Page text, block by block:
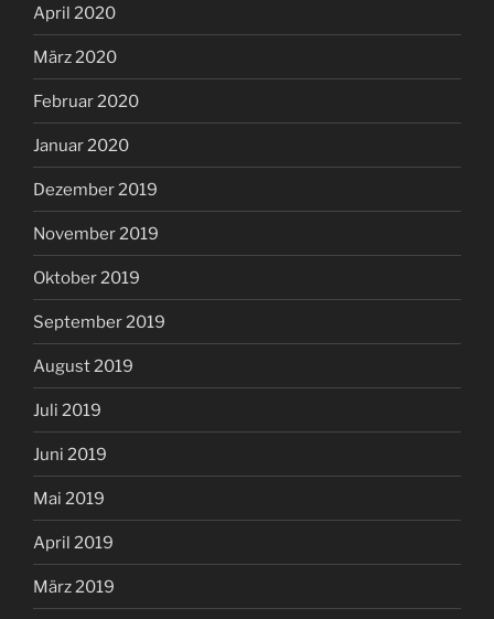
April 2020
März 2020
Februar 2020
Januar 2020
Dezember 2019
November 2019
Oktober 2019
September 2019
August 2019
Juli 2019
Juni 2019
Mai 2019
April 2019
März 2019